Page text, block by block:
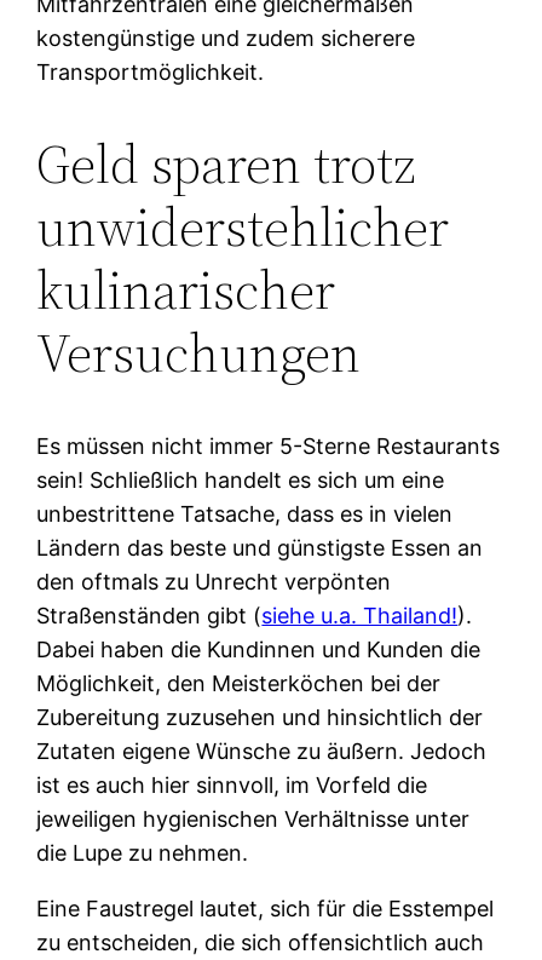
kostengünstige und zudem sicherere
Transportmöglichkeit.
Geld sparen trotz
unwiderstehlicher
kulinarischer
Versuchungen
Es müssen nicht immer 5-Sterne Restaurants
sein! Schließlich handelt es sich um eine
unbestrittene Tatsache, dass es in vielen
Ländern das beste und günstigste Essen an
den oftmals zu Unrecht verpönten
Straßenständen gibt (siehe u.a. Thailand!).
Dabei haben die Kundinnen und Kunden die
Möglichkeit, den Meisterköchen bei der
Zubereitung zuzusehen und hinsichtlich der
Zutaten eigene Wünsche zu äußern. Jedoch
ist es auch hier sinnvoll, im Vorfeld die
jeweiligen hygienischen Verhältnisse unter
die Lupe zu nehmen.
Eine Faustregel lautet, sich für die Esstempel
zu entscheiden, die sich offensichtlich auch